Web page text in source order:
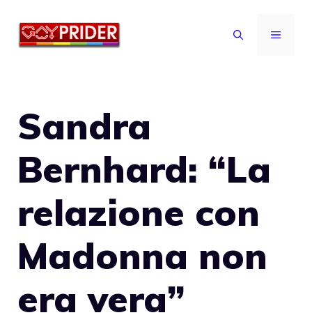
MENU
Sandra
Bernhard: “La
relazione con
Madonna non
era vera”